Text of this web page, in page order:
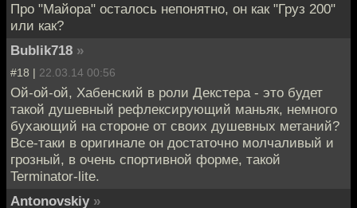
Про "Майора" осталось непонятно, он как "Груз 200"
или как?
Bublik718 »
#18 | 22.03.14 00:56
Ой-ой-ой, Хабенский в роли Декстера - это будет
такой душевный рефлексирующий маньяк, немного
бухающий на стороне от своих душевных метаний?
Все-таки в оригинале он достаточно молчаливый и
грозный, в очень спортивной форме, такой
Terminator-lite.
Antonovskiy »